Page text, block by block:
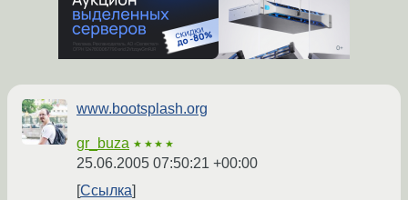
www.bootsplash.org
gr_buza ★★★★
25.06.2005 07:50:21 +00:00
Ссылка